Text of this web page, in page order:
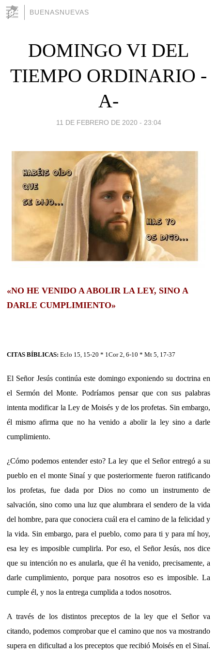
BUENASNUEVAS
DOMINGO VI DEL
TIEMPO ORDINARIO -
A-
11 DE FEBRERO DE 2020 - 23:04
«NO HE VENIDO A ABOLIR LA LEY, SINO A
DARLE CUMPLIMIENTO»
CITAS BÍBLICAS: Eclo 15, 15-20 * 1Cor 2, 6-10 * Mt 5, 17-37
El Señor Jesús continúa este domingo exponiendo su doctrina en
el Sermón del Monte. Podríamos pensar que con sus palabras
intenta modificar la Ley de Moisés y de los profetas. Sin embargo,
él mismo afirma que no ha venido a abolir la ley sino a darle
cumplimiento.
¿Cómo podemos entender esto? La ley que el Señor entregó a su
pueblo en el monte Sinaí y que posteriormente fueron ratificando
los profetas, fue dada por Dios no como un instrumento de
salvación, sino como una luz que alumbrara el sendero de la vida
del hombre, para que conociera cuál era el camino de la felicidad y
la vida. Sin embargo, para el pueblo, como para ti y para mí hoy,
esa ley es imposible cumplirla. Por eso, el Señor Jesús, nos dice
que su intención no es anularla, que él ha venido, precisamente, a
darle cumplimiento, porque para nosotros eso es imposible. La
cumple él, y nos la entrega cumplida a todos nosotros.
A través de los distintos preceptos de la ley que el Señor va
citando, podemos comprobar que el camino que nos va mostrando
supera en dificultad a los preceptos que recibió Moisés en el Sinaí.